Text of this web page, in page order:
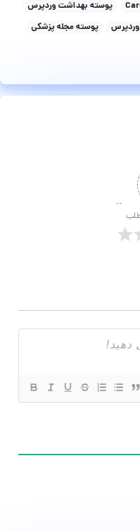
پوسته بهداشت وردپرس
پوسته مجله پزشکی